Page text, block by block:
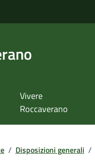
Vivere
Roccaverano
/ Disposizioni generali /